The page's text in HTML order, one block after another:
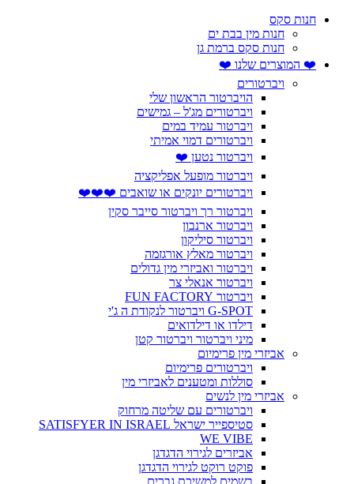
חנות סקס
חנות מין בבת ים
חנות סקס ברמת גן
❤️ המוצרים שלנו ❤️
ויברטורים
הויברטור הראשון שלי
ויברטורים מג'ל – גמישים
ויברטור עמיד במים
ויברטורים דמוי אמיתי
ויברטור נטען ❤️
ויברטור מופעל אפליקציה
ויברטורים יונקים או שואבים ❤️❤️❤️
ויברטור רך ויברטור סייבר סקין
ויברטור ארנבון
ויברטור סיליקון
ויברטור מאלץ אורגזמה
ויברטור ואביזרי מין גדולים
ויברטור אנאלי צר
ויברטור FUN FACTORY
G-SPOT ויברטור לנקודת ה ג'י
דילדו או דילדואים
מיני ויברטור ויברטור קטן
אביזרי מין פרימיום
ויברטורים פרימיום
סוללות ומטענים לאביזרי מין
אביזרי מין לנשים
ויברטורים עם שליטה מרחוק
סטיספייר ישראל SATISFYER IN ISRAEL
WE VIBE
אביזרים לגירוי הדגדגן
פוקט רוקט לגירוי הדגדגן
בשמים למשיכת גברים